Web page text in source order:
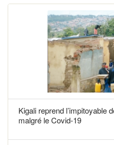
Kigali reprend l’impitoyable
malgré le Covid-19